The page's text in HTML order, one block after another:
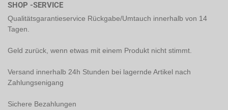
SHOP -SERVICE
Qualitätsgarantieservice Rückgabe/Umtauch innerhalb von 14
Tagen.
Geld zurück, wenn etwas mit einem Produkt nicht stimmt.
Versand innerhalb 24h Stunden bei lagernde Artikel nach
Zahlungsenigang
Sichere Bezahlungen